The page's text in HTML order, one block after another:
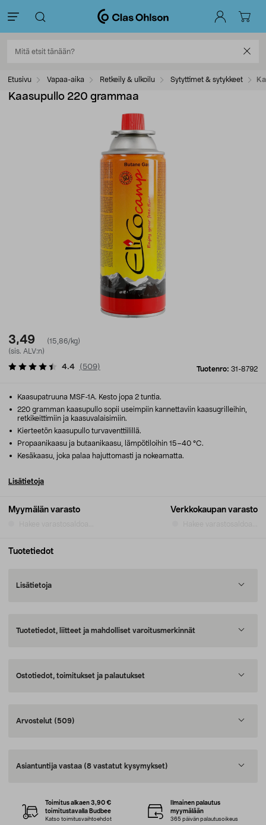
Etusivu Vapaa-aika Retkeily & ulkoilu Sytyttimet & sytykkeet
Kaasupullo 220 grammaa
3,49
(15,86/kg)
(sis. ALV:n)
Tuotenro: 31-8792
4.4 ( 509)
Myymälän varasto Verkkokaupan varasto
Kaasupatruuna MSF-1A. Kesto jopa 2 tuntia.
220 gramman kaasupullo sopii useimpiin kannettaviin kaasugrilleihin,
retkikeittimiin ja kaasuvalaisimiin.
Kierteetön kaasupullo turvaventtiilillä.
Propaanikaasu ja butaanikaasu, lämpötiloihin 15–40 °C.
Kesäkaasu, joka palaa hajuttomasti ja nokeamatta.
Lisätietoja
Tuotetiedot
Lisätietoja
Tuotetiedot, liitteet ja mahdolliset varoitusmerkinnät
Ostotiedot, toimitukset ja palautukset
Arvostelut (509)
Asiantuntija vastaa (8 vastatut kysymykset)
Toimitus alkaen 3,90 €
toimitustavalla Budbee
Katso toimitusvaihtoehdot
Ilmainen palautus
myymälään
365 päivän palautusoikeus